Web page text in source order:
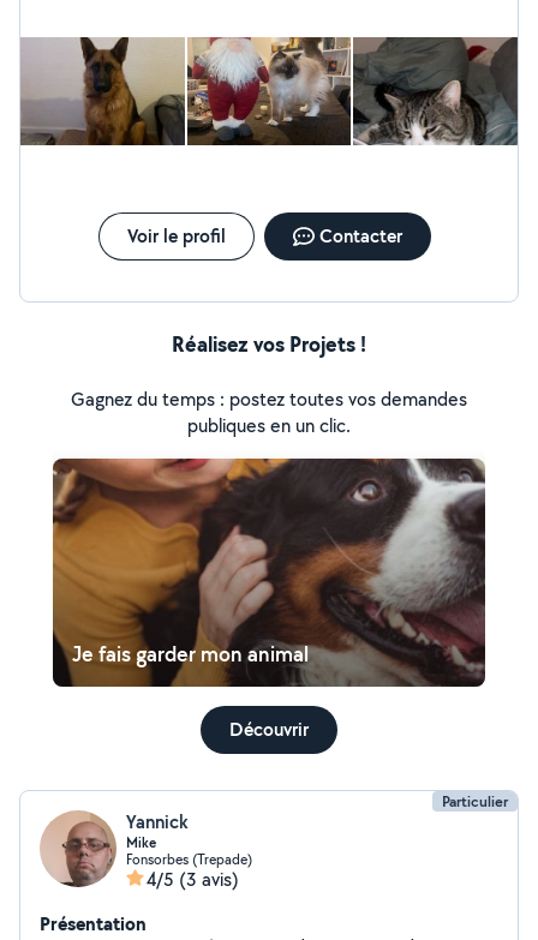
Voir le profil Contacter
Réalisez vos Projets !
Gagnez du temps : postez toutes vos demandes
publiques en un clic.
Je fais garder mon animal
Découvrir
Particulier
Yannick
Mike
Fonsorbes (Trepade)
4/5 (3 avis)
Présentation